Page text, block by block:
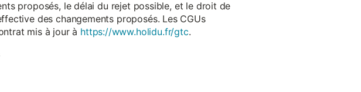
proposés, le délai du rejet possible, et le droit de
des changements proposés. Les CGUs
mis à jour à https://www.holidu.fr/gtc.